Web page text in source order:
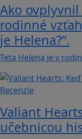
Ako
rodinné
je Helena?“.
Teta Helena je v
Recenzie
Valiant
učebnicou